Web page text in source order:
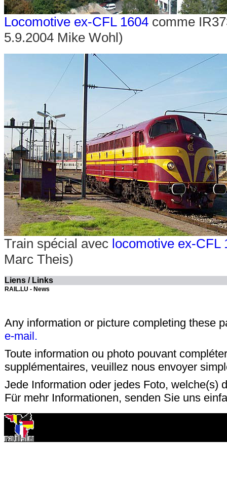
Locomotive ex-CFL 1604 comme
5.9.2004 Mike Wohl)
Train spécial avec locomotive ex-CFL
Marc Theis)
Liens / Links
RAIL.LU - News
Any information or picture completing these
e-mail.
Toute information ou photo pouvant
supplémentaires, veuillez nous envoyer
Jede Information oder jedes Foto, welche(s)
Für mehr Informationen, senden Sie uns